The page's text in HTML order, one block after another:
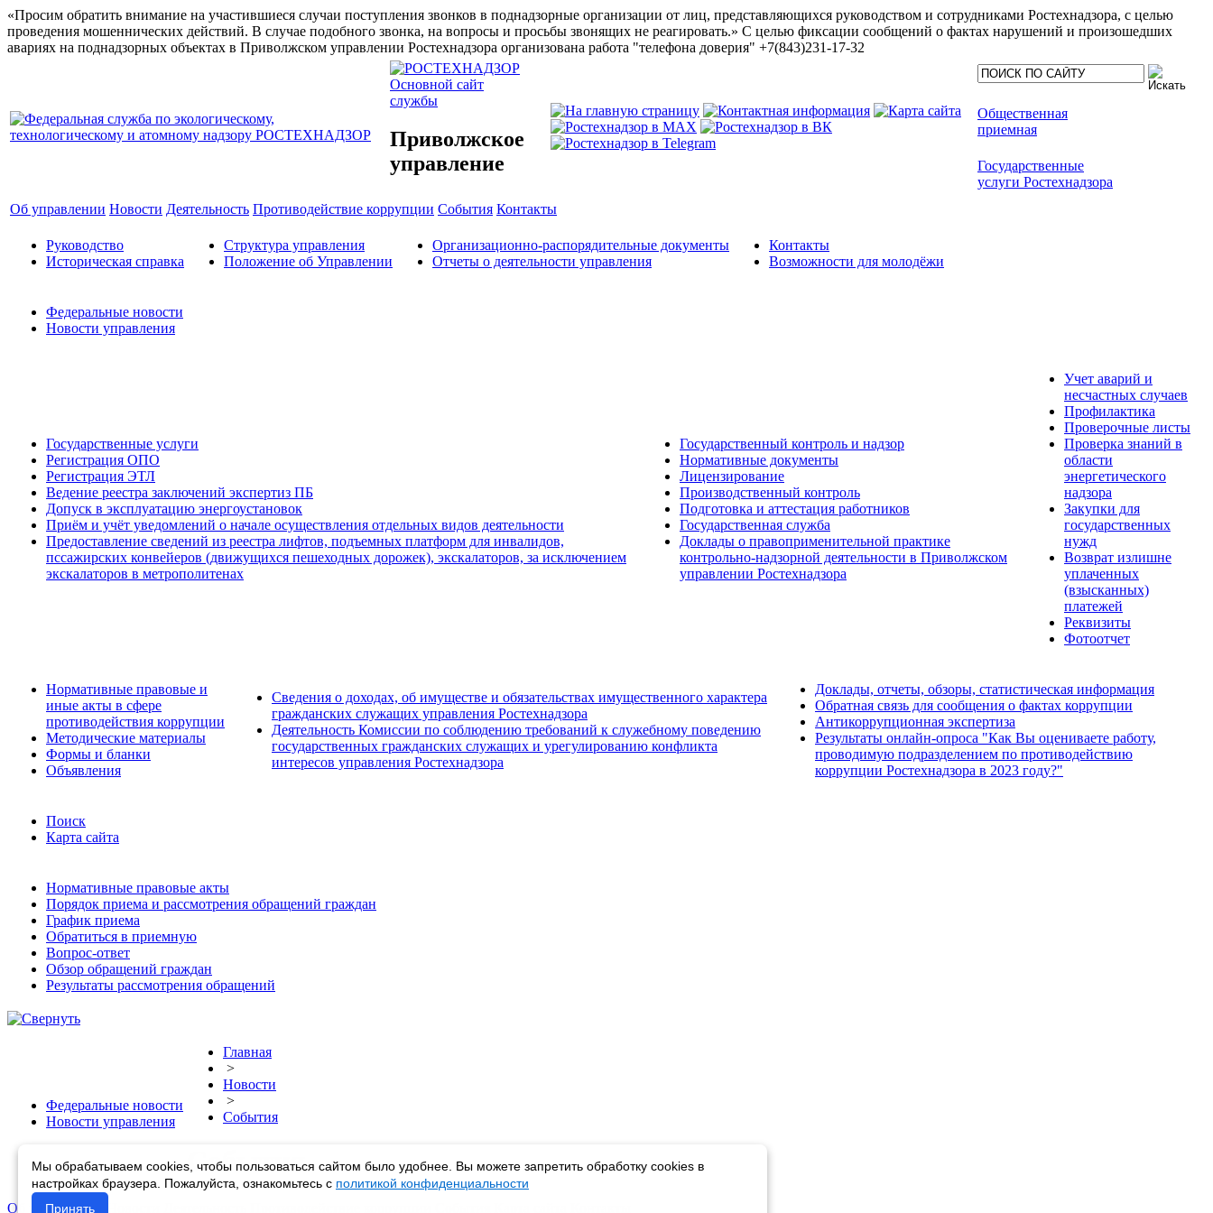
«Просим обратить внимание на участившиеся случаи поступления звонков в поднадзорные организации от лиц, представляющихся руководством и сотрудниками Ростехнадзора, с целью
проведения мошеннических действий. В случае подобного звонка, на вопросы и просьбы звонящих не реагировать.» С целью фиксации сообщений о фактах нарушений и произошедших
авариях на поднадзорных объектах в Приволжском управлении Ростехнадзора организована работа "телефона доверия" +7(843)231-17-32
Основной сайт
службы
Приволжское
управление
Общественная
приемная
Государственные
услуги Ростехнадзора
Об управлении Новости Деятельность Противодействие коррупции События Контакты
Руководство
Историческая справка
Структура управления
Положение об Управлении
Организационно-распорядительные документы
Отчеты о деятельности управления
Контакты
Возможности для молодёжи
Федеральные новости
Новости управления
Государственные услуги
Регистрация ОПО
Регистрация ЭТЛ
Ведение реестра заключений экспертиз ПБ
Допуск в эксплуатацию энергоустановок
Приём и учёт уведомлений о начале осуществления отдельных видов деятельности
Предоставление сведений из реестра лифтов, подъемных платформ для инвалидов,
пссажирских конвейеров (движущихся пешеходных дорожек), экскалаторов, за исключением
экскалаторов в метрополитенах
Государственный контроль и надзор
Нормативные документы
Лицензирование
Производственный контроль
Подготовка и аттестация работников
Государственная служба
Доклады о правоприменительной практике
контрольно-надзорной деятельности в Приволжском
управлении Ростехнадзора
Учет аварий и
несчастных случаев
Профилактика
Проверочные листы
Проверка знаний в
области
энергетического
надзора
Закупки для
государственных
нужд
Возврат излишне
уплаченных
(взысканных)
платежей
Реквизиты
Фотоотчет
Нормативные правовые и
иные акты в сфере
противодействия коррупции
Методические материалы
Формы и бланки
Объявления
Сведения о доходах, об имуществе и обязательствах имущественного характера
гражданских служащих управления Ростехнадзора
Деятельность Комиссии по соблюдению требований к служебному поведению
государственных гражданских служащих и урегулированию конфликта
интересов управления Ростехнадзора
Доклады, отчеты, обзоры, статистическая информация
Обратная связь для сообщения о фактах коррупции
Антикоррупционная экспертиза
Результаты онлайн-опроса "Как Вы оцениваете работу,
проводимую подразделением по противодействию
коррупции Ростехнадзора в 2023 году?"
Поиск
Карта сайта
Нормативные правовые акты
Порядок приема и рассмотрения обращений граждан
График приема
Обратиться в приемную
Вопрос-ответ
Обзор обращений граждан
Результаты рассмотрения обращений
Федеральные новости
Новости управления
Главная
>
Новости
>
События
События
Об управлении
Мы обрабатываем cookies, чтобы пользоваться сайтом было удобнее. Вы можете запретить обработку cookies в
настройках браузера. Пожалуйста, ознакомьтесь с политикой конфиденциальности
Принять